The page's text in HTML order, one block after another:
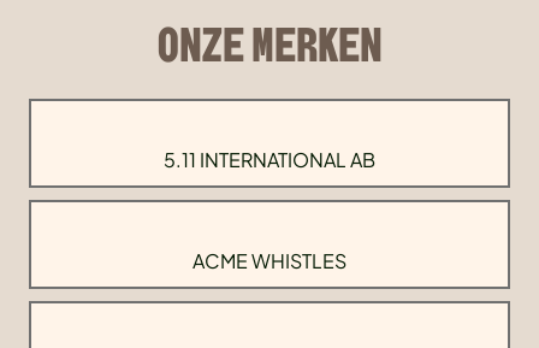
ONZE MERKEN
5.11 INTERNATIONAL AB
ACME WHISTLES